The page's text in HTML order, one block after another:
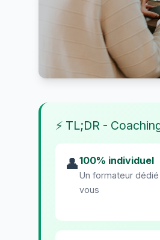
⚡ TL;DR -
👤100% individuel
Un formateur
vous